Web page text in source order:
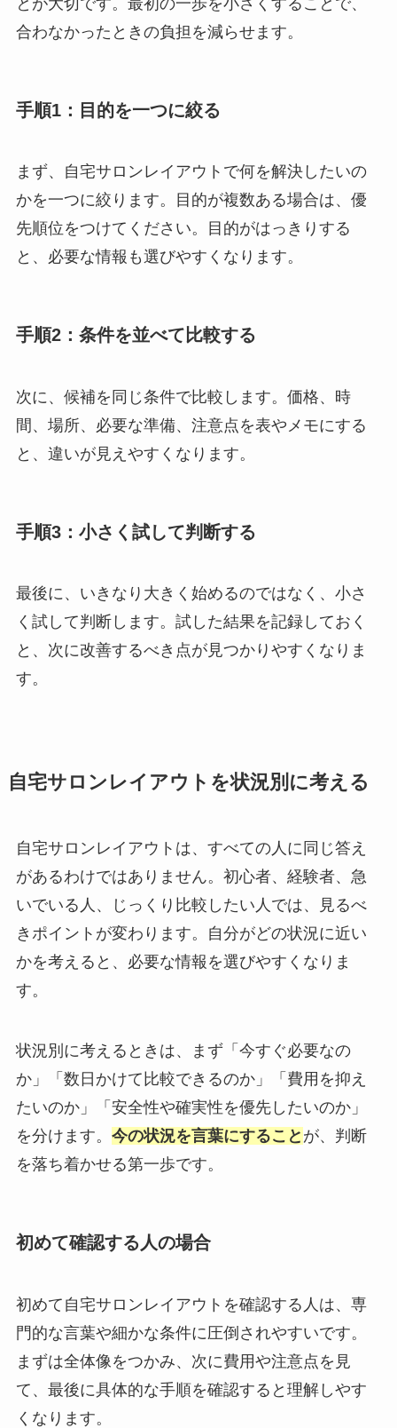
合わなかったときの負担を減らせます。
手順1：目的を一つに絞る
まず、自宅サロンレイアウトで何を解決したいの
かを一つに絞ります。目的が複数ある場合は、優
先順位をつけてください。目的がはっきりする
と、必要な情報も選びやすくなります。
手順2：条件を並べて比較する
次に、候補を同じ条件で比較します。価格、時
間、場所、必要な準備、注意点を表やメモにする
と、違いが見えやすくなります。
手順3：小さく試して判断する
最後に、いきなり大きく始めるのではなく、小さ
く試して判断します。試した結果を記録しておく
と、次に改善するべき点が見つかりやすくなりま
す。
自宅サロンレイアウトを状況別に考える
自宅サロンレイアウトは、すべての人に同じ答え
があるわけではありません。初心者、経験者、急
いでいる人、じっくり比較したい人では、見るべ
きポイントが変わります。自分がどの状況に近い
かを考えると、必要な情報を選びやすくなりま
す。
状況別に考えるときは、まず「今すぐ必要なの
か」「数日かけて比較できるのか」「費用を抑え
たいのか」「安全性や確実性を優先したいのか」
を分けます。 今の状況を言葉にすること が、判断
を落ち着かせる第一歩です。
初めて確認する人の場合
初めて自宅サロンレイアウトを確認する人は、専
門的な言葉や細かな条件に圧倒されやすいです。
まずは全体像をつかみ、次に費用や注意点を見
て、最後に具体的な手順を確認すると理解しやす
くなります。